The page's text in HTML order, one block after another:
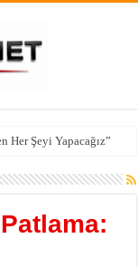
Her Şeyi Yapacağız”